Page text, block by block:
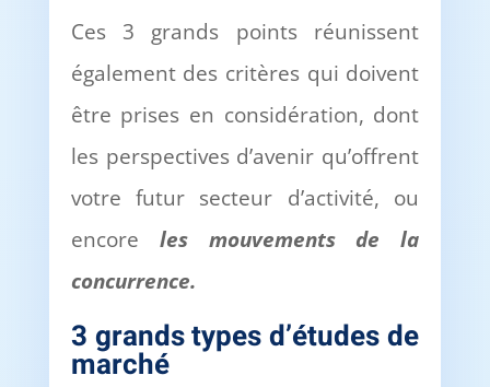
Ces 3 grands points réunissent
également des critères qui doivent
être prises en considération, dont
les perspectives d’avenir qu’offrent
votre futur secteur d’activité, ou
encore les mouvements de la
concurrence.
3 grands types d’études de
marché